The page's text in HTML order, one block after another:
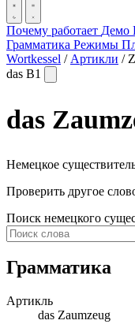
Почему работает Демо
Грамматика Режимы
Wortkessel / Артикли /
das B1
das
Немецкое
Проверить другое
Поиск немецкого
Грамматика
Артикль
das Zaumzeug